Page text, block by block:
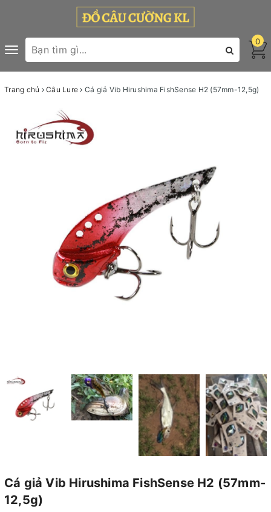
Toggle
navigation
0
Trang chủ Câu Lure Cá giả Vib Hirushima FishSense H2 (57mm-12,5g)
Cá giả Vib Hirushima FishSense H2 (57mm-
12,5g)